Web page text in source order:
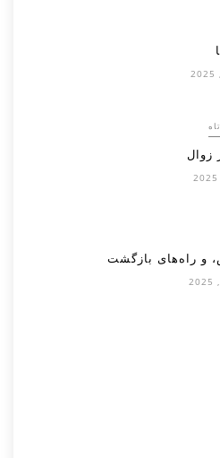
زوال
و راه‌های بازگشت